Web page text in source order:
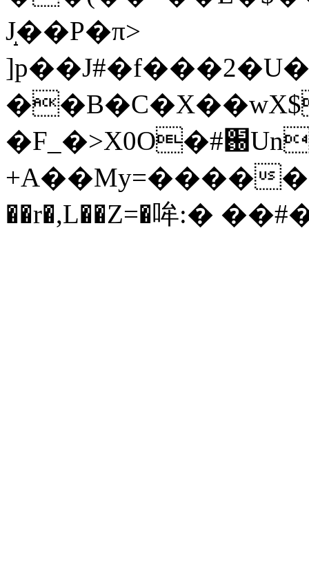
J̝��P�π>
�F_�>X0O�#֐Un5��ד��HǑ�����+63&����B��5&c�$Z�J�-
+A��My=����
��r�,L��Z=�哞:�